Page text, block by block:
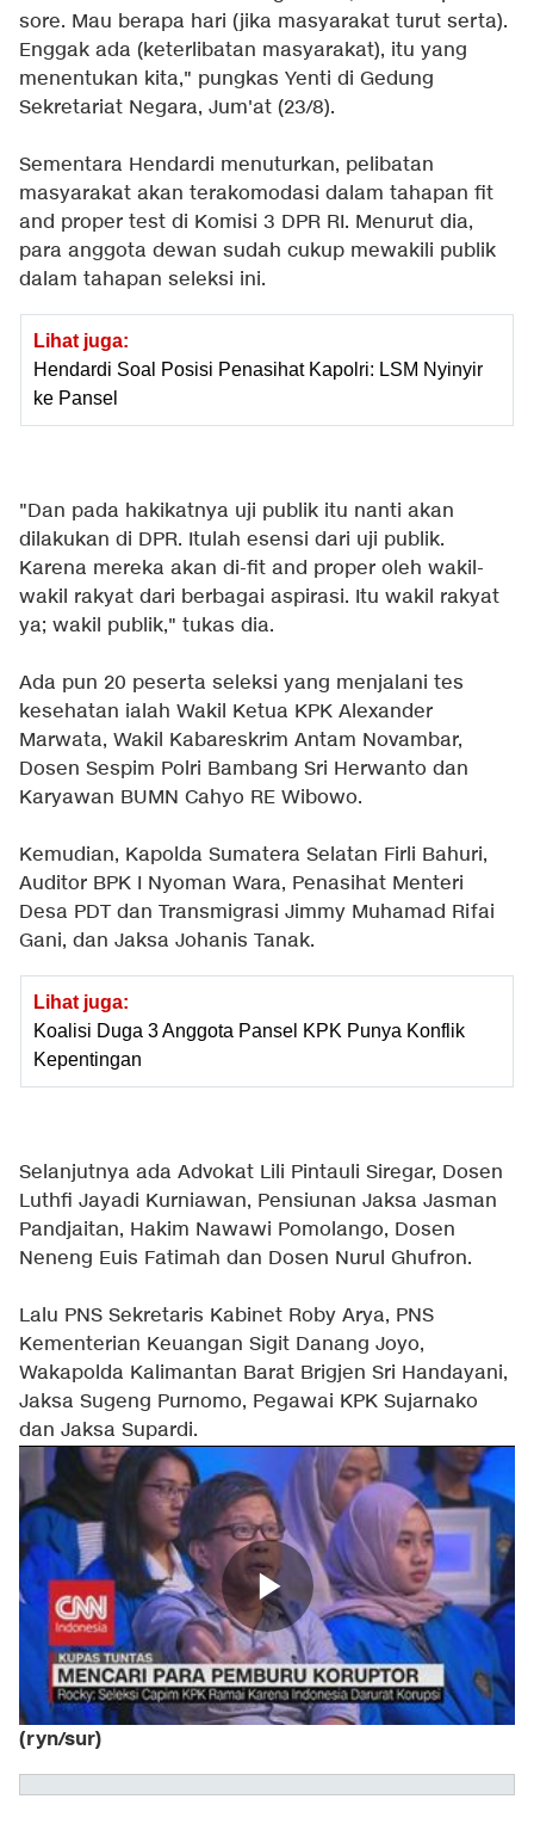
sore. Mau berapa hari (jika masyarakat turut serta).
Enggak ada (keterlibatan masyarakat), itu yang
menentukan kita," pungkas Yenti di Gedung
Sekretariat Negara, Jum'at (23/8).
Sementara Hendardi menuturkan, pelibatan
masyarakat akan terakomodasi dalam tahapan fit
and proper test di Komisi 3 DPR RI. Menurut dia,
para anggota dewan sudah cukup mewakili publik
dalam tahapan seleksi ini.
Lihat juga:
Hendardi Soal Posisi Penasihat Kapolri: LSM Nyinyir
ke Pansel
"Dan pada hakikatnya uji publik itu nanti akan
dilakukan di DPR. Itulah esensi dari uji publik.
Karena mereka akan di-fit and proper oleh wakil-
wakil rakyat dari berbagai aspirasi. Itu wakil rakyat
ya; wakil publik," tukas dia.
Ada pun 20 peserta seleksi yang menjalani tes
kesehatan ialah Wakil Ketua KPK Alexander
Marwata, Wakil Kabareskrim Antam Novambar,
Dosen Sespim Polri Bambang Sri Herwanto dan
Karyawan BUMN Cahyo RE Wibowo.
Kemudian, Kapolda Sumatera Selatan Firli Bahuri,
Auditor BPK I Nyoman Wara, Penasihat Menteri
Desa PDT dan Transmigrasi Jimmy Muhamad Rifai
Gani, dan Jaksa Johanis Tanak.
Lihat juga:
Koalisi Duga 3 Anggota Pansel KPK Punya Konflik
Kepentingan
Selanjutnya ada Advokat Lili Pintauli Siregar, Dosen
Luthfi Jayadi Kurniawan, Pensiunan Jaksa Jasman
Pandjaitan, Hakim Nawawi Pomolango, Dosen
Neneng Euis Fatimah dan Dosen Nurul Ghufron.
Lalu PNS Sekretaris Kabinet Roby Arya, PNS
Kementerian Keuangan Sigit Danang Joyo,
Wakapolda Kalimantan Barat Brigjen Sri Handayani,
Jaksa Sugeng Purnomo, Pegawai KPK Sujarnako
dan Jaksa Supardi.
(ryn/sur)